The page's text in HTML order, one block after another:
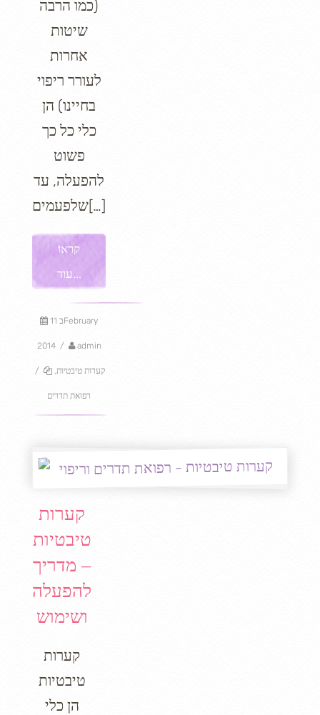
(כמו הרבה
שיטות
אחרות
לעורר ריפוי
בחיינו) הן
כלי כל כך
פשוט
להפעלה, עד
שלפעמים[…]
קראו
עוד...
11 בFebruary
2014 / admin
/ קערות טיבטיות,
רפואת תדרים
קערות
טיבטיות
– מדריך
להפעלה
ושימוש
קערות
טיבטיות
הן כלי